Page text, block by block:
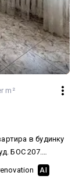
m²
в будинку
БОС 207.
будинку.
м.кв. Корисна
AI